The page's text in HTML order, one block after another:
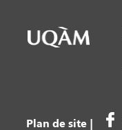
Plan de site|